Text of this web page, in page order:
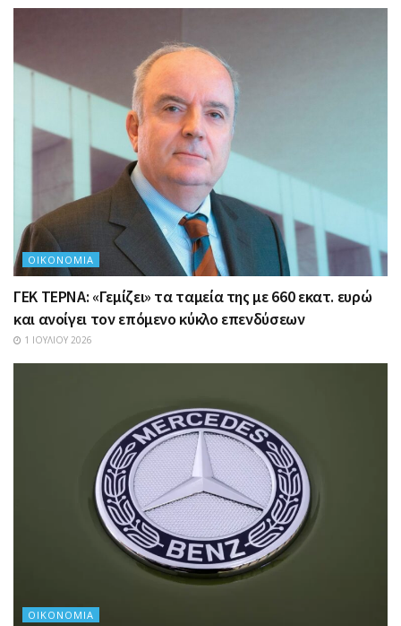
ΟΙΚΟΝΟΜΊΑ
ΓΕΚ ΤΕΡΝΑ: «Γεμίζει» τα ταμεία της με 660 εκατ. ευρώ
και ανοίγει τον επόμενο κύκλο επενδύσεων
1 ΙΟΥΛΊΟΥ 2026
ΟΙΚΟΝΟΜΊΑ